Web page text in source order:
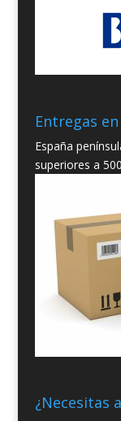
Entregas
España
superiores a
¿Necesitas